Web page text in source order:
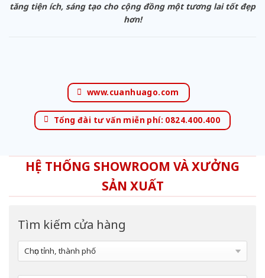
tăng tiện ích, sáng tạo cho cộng đồng một tương lai tốt đẹp
hơn!
www.cuanhuago.com
Tổng đài tư vấn miễn phí: 0824.400.400
HỆ THỐNG SHOWROOM VÀ XƯỞNG
SẢN XUẤT
Tìm kiếm cửa hàng